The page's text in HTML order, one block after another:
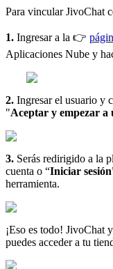
Para vincular JivoChat
1. Ingresar a la 👉
Aplicaciones Nube y
2. Ingresar el usuario y
"Aceptar y empezar a
3. Serás redirigido a la
cuenta o “Iniciar sesión
herramienta.
¡Eso es todo! JivoChat
puedes acceder a tu